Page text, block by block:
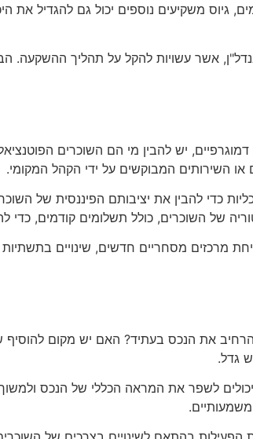
גיוס משקיעים נוספים יכול גם להגדיל את
אשר עשויות להקל על תהליך ההשקעה.
יש להבין מי הם השוכרים
או השירותים המבוקשים על ידי הקהל המקומי.
כדי להבין את יציבותם הפיננסית של
של השוכרים, כולל תשלומים קודמים, כדי
מרכזים מסחריים חדשים, שינויים
את הנכס בעתיד? האם יש מקום להוסיף
גדל.
יכולים לשפר את המראה הכללי של הנכס
משמעותיים.